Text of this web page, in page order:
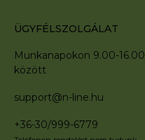
ÜGYFÉLSZOLGÁLAT
Munkanapokon 9.00-16.00
között
support@n-line.hu
+36-30/999-6779